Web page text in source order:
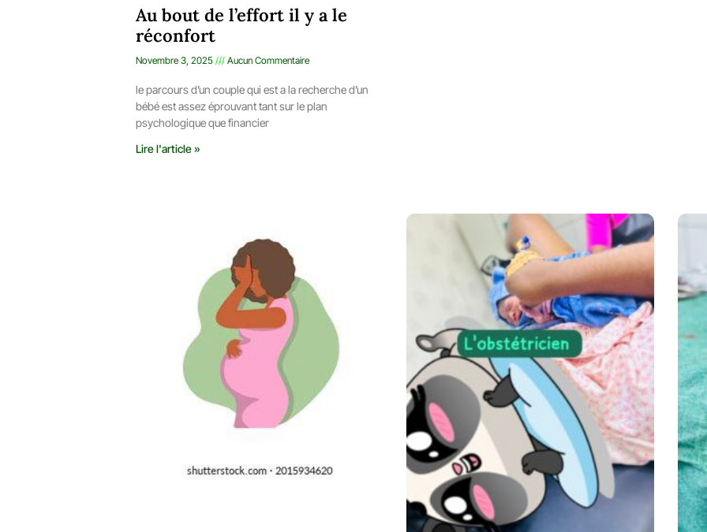
Au bout de l’effort il y a le
réconfort
Novembre 3, 2025 Aucun Commentaire
le parcours d’un couple qui est a la recherche d’un
bébé est assez éprouvant tant sur le plan
psychologique que financier
Lire l'article »